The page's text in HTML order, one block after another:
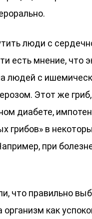
люди с
есть мнение, что
людей с
Этот же
диабете,
грибов» в
при
что правильно
как